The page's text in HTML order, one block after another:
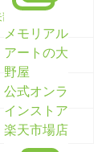
メモリアル
アートの大
野屋
公式オンラ
インストア
楽天市場店
3-13-2